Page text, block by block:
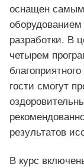
оснащен
разработки. В
четырем
гости смогут
результатов
В курс